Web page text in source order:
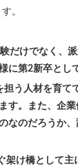
。
だけでなく、
に第2新卒とし
う人材を育て
す。また、企
なのだろうか
架け橋として